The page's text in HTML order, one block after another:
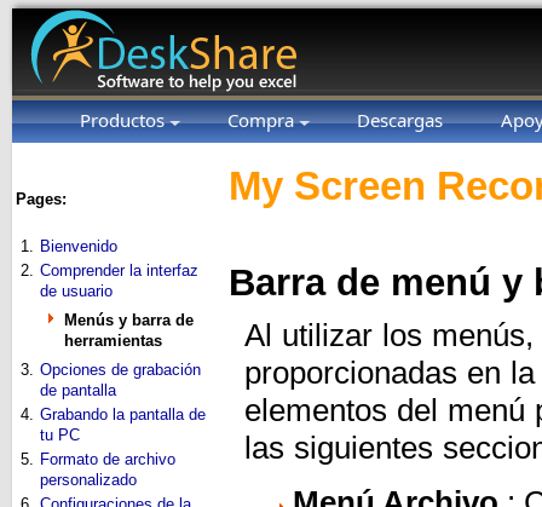
Productos Compra Descargas
Pages:
1. Bienvenido
2. Comprender la interfaz
de usuario
Menús y barra de
herramientas
3. Opciones de grabación
de pantalla
4. Grabando la pantalla de
tu PC
5. Formato de archivo
personalizado
My Screen
Barra de menú y
Al utilizar los
proporcionadas en
elementos del menú
las siguientes